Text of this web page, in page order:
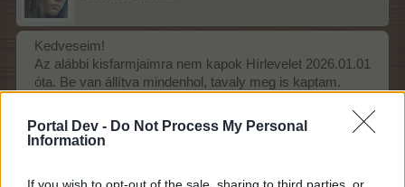
Portal Dev - Do Not Process My Personal
Information
Kedveseim!
Az alábbi kisfarmjaimra nem kapok Hírlevelet 2026.01.01
óta. Be van állítva mindenhol, tavaly meg is kaptam.
mappákat is. A segítséget köszönöm.